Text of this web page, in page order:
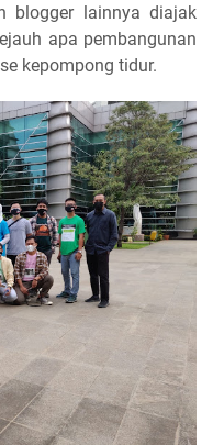
blogger lainnya diajak
apa pembangunan
kepompong tidur.